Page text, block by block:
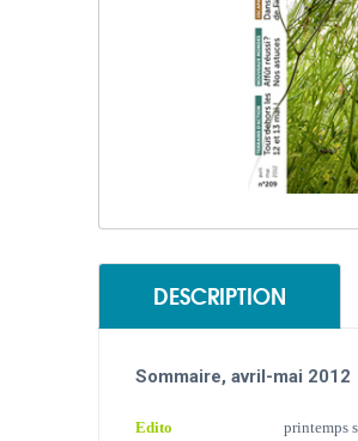
DESCRIPTION
Sommaire, avril-mai 2012
Edito
printemps